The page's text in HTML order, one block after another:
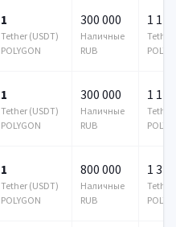
1
Tether (USDT)
POLYGON
300 000
Наличные
RUB
1
Tether
1
Tether (USDT)
POLYGON
300 000
Наличные
RUB
1
Tether
1
Tether (USDT)
POLYGON
800 000
Наличные
RUB
1
Tether